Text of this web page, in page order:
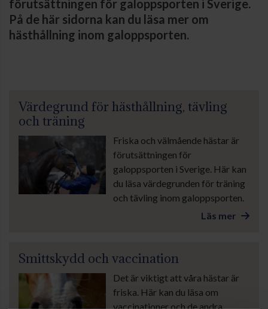
förutsättningen för galoppsporten i Sverige.
På de här sidorna kan du läsa mer om
hästhållning inom galoppsporten.
Värdegrund för hästhållning, tävling
och träning
Friska och välmående hästar är
förutsättningen för
galoppsporten i Sverige. Här kan
du läsa värdegrunden för träning
och tävling inom galoppsporten.
Läs mer
Smittskydd och vaccination
Det är viktigt att våra hästar är
friska. Här kan du läsa om
vaccinationer och de andra